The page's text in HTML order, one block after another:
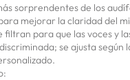
sorprendentes de los
mejorar la claridad del
filtran para que las voces y
se ajusta